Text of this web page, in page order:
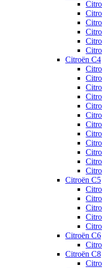
Citroën C4
Citroën C5
Citroën C6
Citroën C8